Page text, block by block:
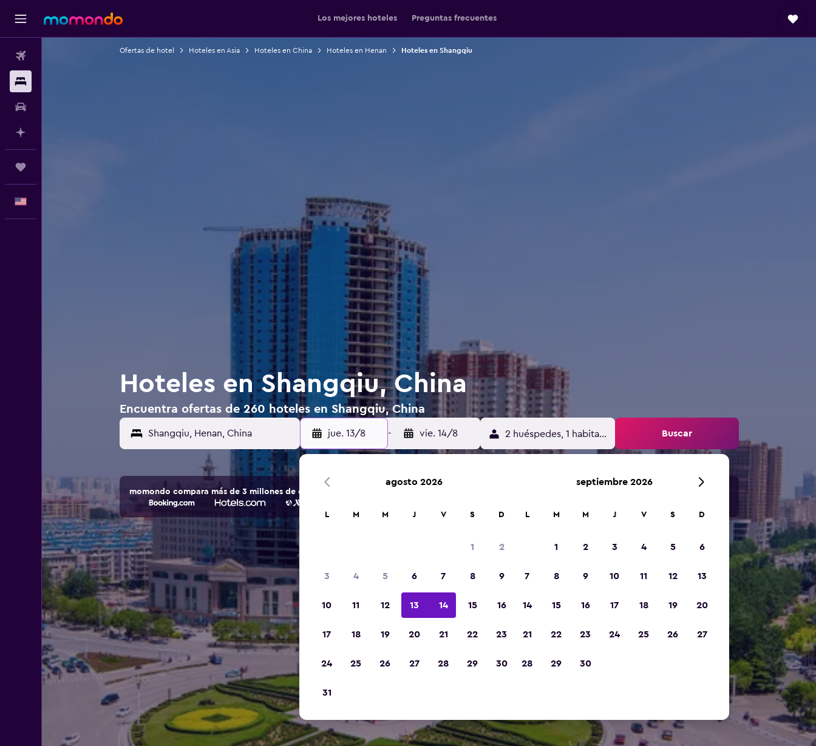
Los mejores hoteles Preguntas frecuentes
Ofertas de hotel Hoteles en Asia Hoteles en China Hoteles en Henan Hoteles en Shangqiu
Hoteles en Shangqiu, China
Encuentra ofertas de 260 hoteles en Shangqiu, China
jue. 13/8 - vie. 14/8 2 huéspedes, 1 habitación Buscar
momondo compara más de 3 millones de opciones de hoteles y alojamientos.
agosto 2026
L M M J V S D
1 2
3 4 5 6 7 8 9
10 11 12 13 14 15 16
17 18 19 20 21 22 23
24 25 26 27 28 29 30
31
septiembre 2026
L M M J V S D
1 2 3 4 5 6
7 8 9 10 11 12 13
14 15 16 17 18 19 20
21 22 23 24 25 26 27
28 29 30